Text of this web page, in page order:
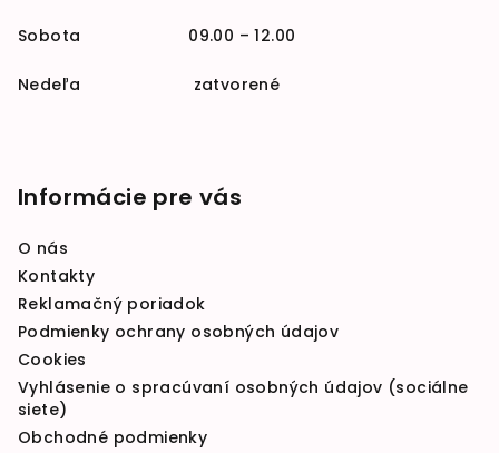
Sobota 09.00 – 12.00
Nedeľa zatvorené
Informácie pre vás
O nás
Kontakty
Reklamačný poriadok
Podmienky ochrany osobných údajov
Cookies
Vyhlásenie o spracúvaní osobných údajov (sociálne
siete)
Obchodné podmienky